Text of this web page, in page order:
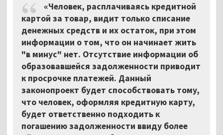
«Человек, расплачиваясь кредитной
картой за товар, видит только списание
денежных средств и их остаток, при этом
информации о том, что он начинает жить
"в минус" нет. Отсутствие информации об
образовавшейся задолженности приводит
к просрочке платежей. Данный
законопроект будет способствовать тому,
что человек, оформляя кредитную карту,
будет ответственно подходить к
погашению задолженности ввиду более